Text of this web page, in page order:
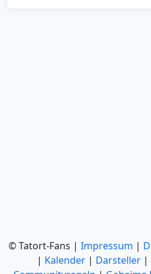
© Tatort-Fans | Impressum |
| Kalender | Darsteller |